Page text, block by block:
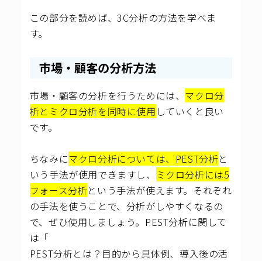
この部分を読めば、3C分析の方法を学べま
す。
市場・顧客の分析方法
市場・顧客の分析を行うためには、 マクロ分
析とミクロ分析を同時に使用 していくと良い
です。
ちなみにマクロ分析については、PEST分析と
いう手法が使用できますし、 ミクロ分析には5
フォース分析という手法が使えます。それぞれ
の手法を使うことで、分析がしやすくなるの
で、ぜひ使用しましょう。PEST分析に関して
は「
PEST分析とは？目的から具体例、導入後の活